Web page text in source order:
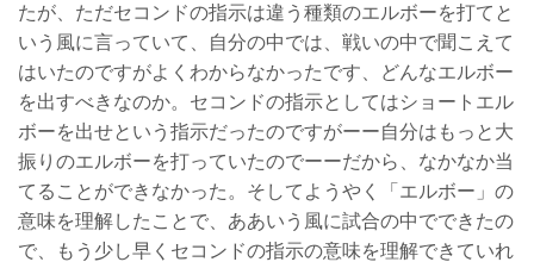
たが、ただセコンドの指示は違う種類のエルボーを打てと
いう風に言っていて、自分の中では、戦いの中で聞こえて
はいたのですがよくわからなかったです、どんなエルボー
を出すべきなのか。セコンドの指示としてはショートエル
ボーを出せという指示だったのですがーー自分はもっと大
振りのエルボーを打っていたのでーーだから、なかなか当
てることができなかった。そしてようやく「エルボー」の
意味を理解したことで、ああいう風に試合の中でできたの
で、もう少し早くセコンドの指示の意味を理解できていれ